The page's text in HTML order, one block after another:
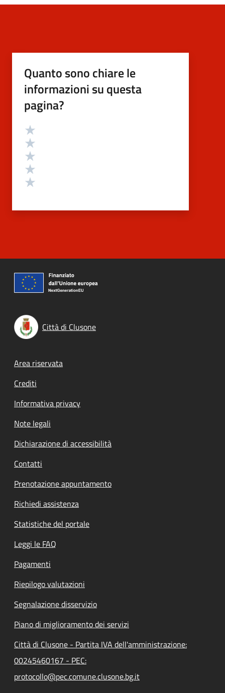
Quanto sono chiare le
informazioni su questa
pagina?
Valutazione
Città di Clusone
Footer menu
Area riservata
Crediti
Informativa privacy
Note legali
Dichiarazione di accessibilità
Contatti
Prenotazione appuntamento
Richiedi assistenza
Statistiche del portale
Leggi le FAQ
Pagamenti
Riepilogo valutazioni
Segnalazione disservizio
Piano di miglioramento dei servizi
Città di Clusone - Partita IVA dell'amministrazione:
00245460167 - PEC:
protocollo@pec.comune.clusone.bg.it